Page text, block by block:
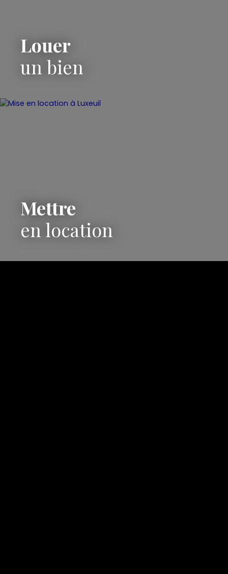
Louer
un bien
Mettre
en location